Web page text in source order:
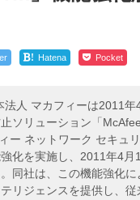
! Hatena Pocket
法人 マカフィーは2011年
ソリューション「
ー ネットワーク セキュ
化を実施し、2011年4月
同社は、この機能強化
リジェンスを提供し、従